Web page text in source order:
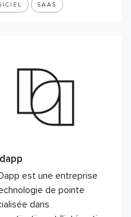
SAAS
est une entreprise
de pointe
dans